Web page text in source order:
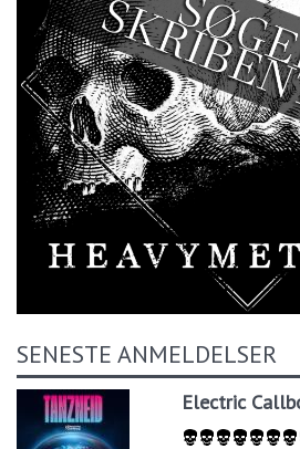
SENESTE ANMELDELSER
Electric